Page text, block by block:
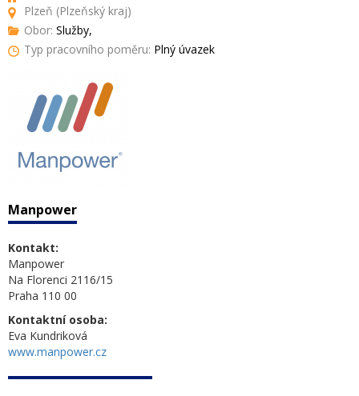
Plzeň (Plzeňský kraj)
Obor: Služby,
Typ pracovního poměru: Plný úvazek
Manpower
Kontakt:
Manpower
Na Florenci 2116/15
Praha 110 00
Kontaktní osoba:
Eva Kundriková
www.manpower.cz